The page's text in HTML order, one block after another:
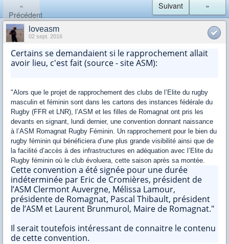
«
Précédent
»
Suivant
loveasm
02 sept. 2016
Certains se demandaient si le rapprochement allait
avoir lieu, c'est fait (source - site ASM):
"Alors que le projet de rapprochement des clubs de l’Elite du rugby
masculin et féminin sont dans les cartons des instances fédérale du
Rugby (FFR et LNR), l’ASM et les filles de Romagnat ont pris les
devants en signant, lundi dernier, une convention donnant naissance
à l’ASM Romagnat Rugby Féminin. Un rapprochement pour le bien du
rugby féminin qui bénéficiera d’une plus grande visibilité ainsi que de
la facilité d’accès à des infrastructures en adéquation avec l’Elite du
Rugby féminin où le club évoluera, cette saison après sa montée.
Cette convention a été signée pour une durée
indéterminée par Eric de Cromières, président de
l’ASM Clermont Auvergne, Mélissa Lamour,
présidente de Romagnat, Pascal Thibault, président
de l’ASM et Laurent Brunmurol, Maire de Romagnat."
Il serait toutefois intéressant de connaitre le contenu
de cette convention.